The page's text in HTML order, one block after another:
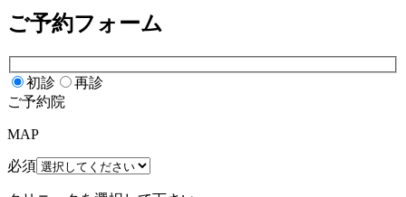
ご予約フォーム
初診
再診
ご予約院
MAP
必須